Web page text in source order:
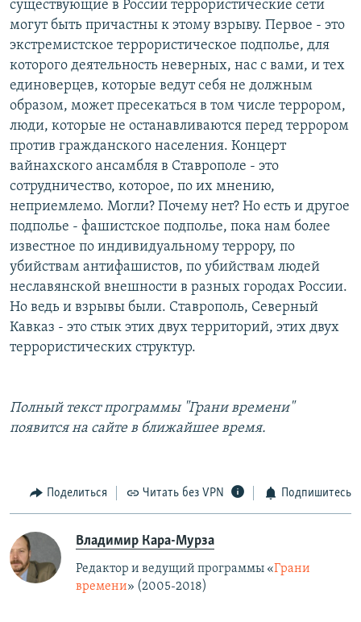
существующие в России террористические сети
могут быть причастны к этому взрыву. Первое - это
экстремистское террористическое подполье, для
которого деятельность неверных, нас с вами, и тех
единоверцев, которые ведут себя не должным
образом, может пресекаться в том числе террором,
люди, которые не останавливаются перед террором
против гражданского населения. Концерт
вайнахского ансамбля в Ставрополе - это
сотрудничество, которое, по их мнению,
неприемлемо. Могли? Почему нет? Но есть и другое
подполье - фашистское подполье, пока нам более
известное по индивидуальному террору, по
убийствам антифашистов, по убийствам людей
неславянской внешности в разных городах России.
Но ведь и взрывы были. Ставрополь, Северный
Кавказ - это стык этих двух территорий, этих двух
террористических структур.
Полный текст программы "Грани времени"
появится на сайте в ближайшее время.
Поделиться Читать без VPN Подпишитесь
Владимир Кара-Мурза
Редактор и ведущий программы «Грани
времени» (2005-2018)